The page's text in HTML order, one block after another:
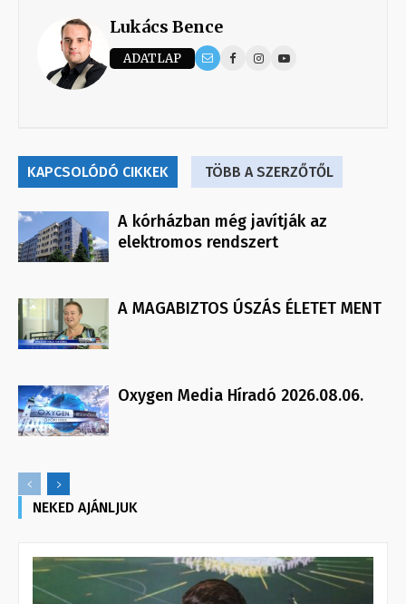
Lukács Bence
ADATLAP
KAPCSOLÓDÓ CIKKEK TÖBB A SZERZŐTŐL
A kórházban még javítják az
elektromos rendszert
A MAGABIZTOS ÚSZÁS ÉLETET MENT
Oxygen Media Híradó 2026.08.06.
NEKED AJÁNLJUK